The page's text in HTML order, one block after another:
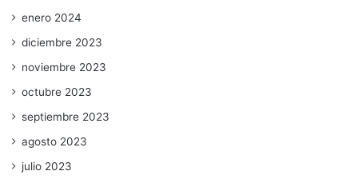
enero 2024
diciembre 2023
noviembre 2023
octubre 2023
septiembre 2023
agosto 2023
julio 2023